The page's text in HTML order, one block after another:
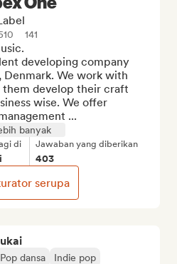
Pop dansa
Indie pop
141
developing company
Denmark. We work with
them develop their craft
wise. We offer
...
banyak
di Jawaban yang diberikan
403
serupa